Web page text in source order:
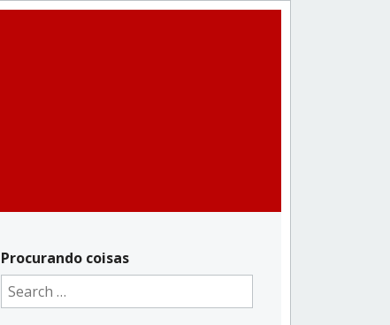
Procurando coisas
Search
for: